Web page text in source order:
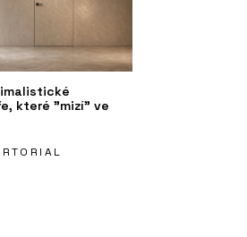
které "mizí" ve